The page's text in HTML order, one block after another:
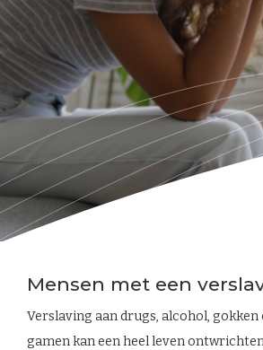
Mensen met een
Verslaving aan drugs, alcohol,
gamen kan een heel leven